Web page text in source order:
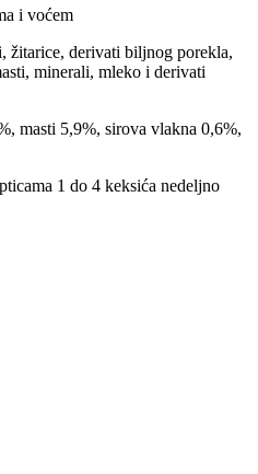
i voćem
žitarice, derivati biljnog porekla,
minerali, mleko i derivati
masti 5,9%, sirova vlakna 0,6%,
1 do 4 keksića nedeljno